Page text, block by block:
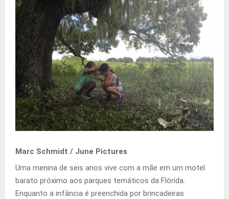
Marc Schmidt / June Pictures
Uma menina de seis anos vive com a mãe em um motel
barato próximo aos parques temáticos da Flórida.
Enquanto a infância é preenchida por brincadeiras